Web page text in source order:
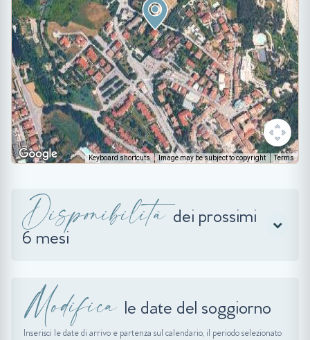
Keyboard shortcuts Image may be subject to copyright Terms
Disponibilità dei prossimi
6 mesi
Modifica le date del soggiorno
Inserisci le date di arrivo e partenza sul calendario, il periodo selezionato